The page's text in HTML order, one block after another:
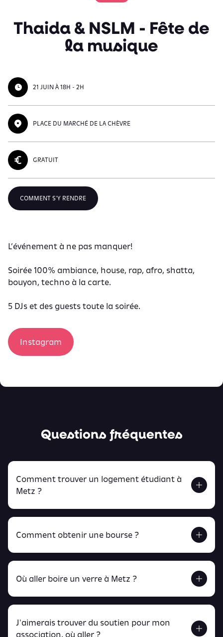
Thaida & NSLM - Fête de
la musique
21 JUIN À 18H - 2H
PLACE DU MARCHÉ DE LA CHÈVRE
GRATUIT
COMMENT S'Y RENDRE
L’événement à ne pas manquer!
Soirée 100% ambiance, house, rap, afro, shatta,
bouyon, techno à la carte.
5 DJs et des guests toute la soirée.
Instagram
Questions fréquentes
Comment trouver un logement étudiant à
Metz ?
Retrouve tout ça en cliquant ici !
Comment obtenir une bourse ?
Retrouve toutes ces infos ici.
Où aller boire un verre à Metz ?
J'aimerais trouver du soutien pour mon
association, où aller ?